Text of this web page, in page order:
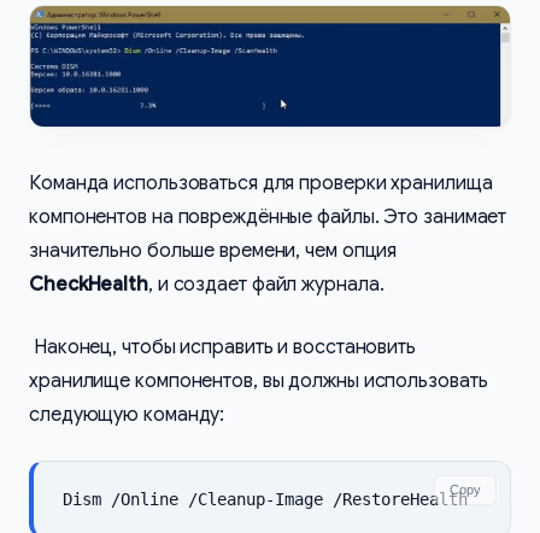
Команда использоваться для проверки хранилища
компонентов на повреждённые файлы. Это занимает
значительно больше времени, чем опция
CheckHealth, и создает файл журнала.
Наконец, чтобы исправить и восстановить
хранилище компонентов, вы должны использовать
следующую команду:
Dism /Online /Cleanup-Image /RestoreHealthCopy